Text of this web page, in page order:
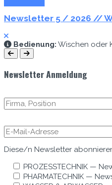
Newsletter 5 / 2026 //
Bedi­enung: Wis­chen oder
Newsletter Anmeldung
Diese/n Newslet­ter
PROZESSTECHNIK —
PHARMATECHNIK —